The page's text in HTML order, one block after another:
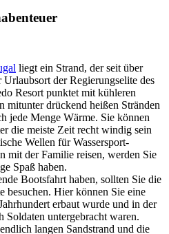
liegt ein Strand, der seit über
der Regierungselite des
Resort punktet mit kühleren
mitunter drückend heißen Stränden
jede Menge Wärme. Sie können
die meiste Zeit recht windig sein
Wellen für Wassersport-
mit der Familie reisen, werden Sie
Spaß haben.
Bootsfahrt haben, sollten Sie die
besuchen. Hier können Sie eine
erbaut wurde und in der
Soldaten untergebracht waren.
langen Sandstrand und die